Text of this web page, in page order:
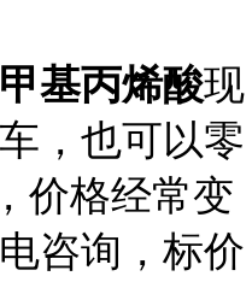
甲基丙烯酸现
，也可以零
价格经常变
咨询，标价